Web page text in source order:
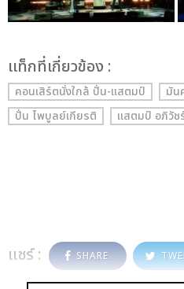
เเท็กที่เกี่ยวข้อง :
คอนเสิร์ตนั่งใกล้ ปั่น-แสตมป์
มัน
ปั่น ไพบูลย์เกียรติ
แสตมป์ อภิวัช
แชร์ : SHARE